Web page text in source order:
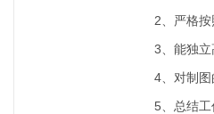
2、严格
3、能独立
4、对制
5、总结